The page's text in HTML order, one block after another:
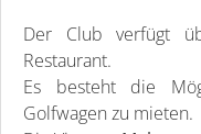
Der Club verfügt
Restaurant.
Es besteht die
Golfwagen zu mieten.